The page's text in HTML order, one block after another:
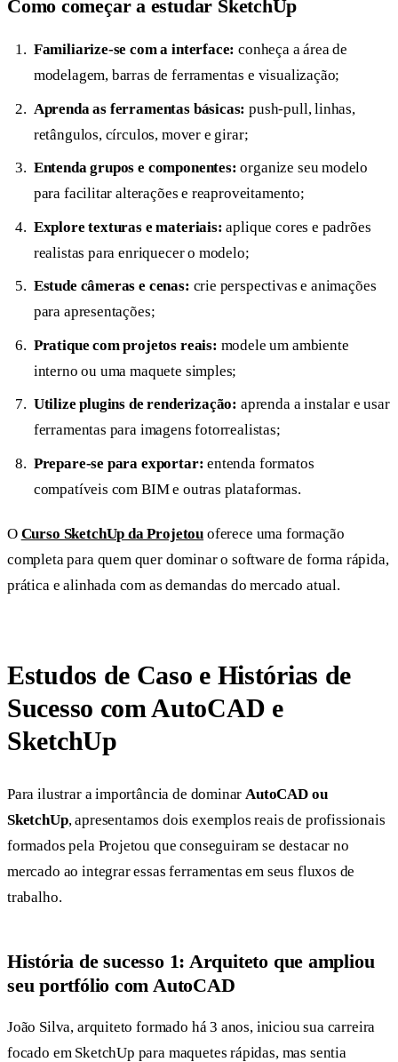
Como começar a estudar SketchUp
Familiarize-se com a interface: conheça a área de
modelagem, barras de ferramentas e visualização;
Aprenda as ferramentas básicas: push-pull, linhas,
retângulos, círculos, mover e girar;
Entenda grupos e componentes: organize seu modelo
para facilitar alterações e reaproveitamento;
Explore texturas e materiais: aplique cores e padrões
realistas para enriquecer o modelo;
Estude câmeras e cenas: crie perspectivas e animações
para apresentações;
Pratique com projetos reais: modele um ambiente
interno ou uma maquete simples;
Utilize plugins de renderização: aprenda a instalar e usar
ferramentas para imagens fotorrealistas;
Prepare-se para exportar: entenda formatos
compatíveis com BIM e outras plataformas.
O Curso SketchUp da Projetou oferece uma formação
completa para quem quer dominar o software de forma rápida,
prática e alinhada com as demandas do mercado atual.
Estudos de Caso e Histórias de
Sucesso com AutoCAD e
SketchUp
Para ilustrar a importância de dominarAutoCAD ou
SketchUp, apresentamos dois exemplos reais de profissionais
formados pela Projetou que conseguiram se destacar no
mercado ao integrar essas ferramentas em seus fluxos de
trabalho.
História de sucesso 1: Arquiteto que ampliou
seu portfólio com AutoCAD
João Silva, arquiteto formado há 3 anos, iniciou sua carreira
focado em SketchUp para maquetes rápidas, mas sentia